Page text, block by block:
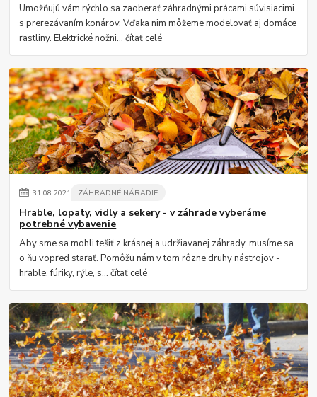
Umožňujú vám rýchlo sa zaoberať záhradnými prácami súvisiacimi
s prerezávaním konárov. Vďaka nim môžeme modelovať aj domáce
rastliny. Elektrické nožni...čítať celé
31.08.2021 ZÁHRADNÉ NÁRADIE
Hrable, lopaty, vidly a sekery - v záhrade vyberáme
potrebné vybavenie
Aby sme sa mohli tešiť z krásnej a udržiavanej záhrady, musíme sa
o ňu vopred starať. Pomôžu nám v tom rôzne druhy nástrojov -
hrable, fúriky, rýle, s...čítať celé